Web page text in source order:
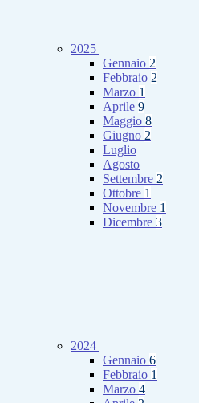
2025
Gennaio 2
Febbraio 2
Marzo 1
Aprile 9
Maggio 8
Giugno 2
Luglio
Agosto
Settembre 2
Ottobre 1
Novembre 1
Dicembre 3
2024
Gennaio 6
Febbraio 1
Marzo 4